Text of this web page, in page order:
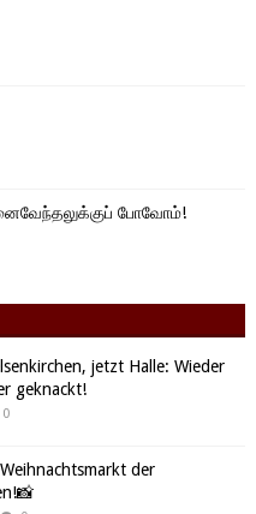
போவோம்!
jetzt Halle: Wieder
geknackt!
0
der